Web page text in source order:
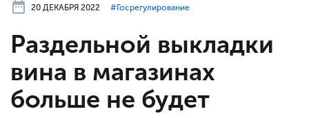
20 ДЕКАБРЯ 2022 #⁣Госрегулирование
Раздельной выкладки
вина в магазинах
больше не будет